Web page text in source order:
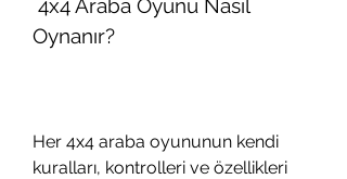
Oynanır?
Her 4x4 araba oyununun kendi
kuralları, kontrolleri ve özellikleri